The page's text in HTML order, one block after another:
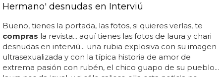
Hermano' desnudas en Interviú
Bueno, tienes la portada, las fotos, si quieres verlas, te
compras la revista... aquí tienes las fotos de laura y chari
desnudas en interviú... una rubia explosiva con su imagen
ultrasexualizada y con la típica historia de amor de
extrema pasión con rubén, el chico guapo de su pueblo...